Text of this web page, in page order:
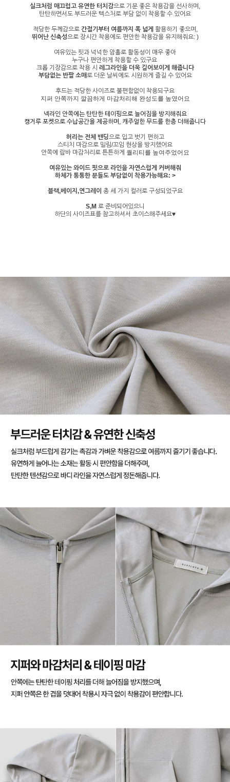
실크처럼 매끄럽고 유연한 터치감으로 기분 좋은 착용감을 선사하며,
탄탄하면서도 부드러운 텍스처로 부담 없이 착용할 수 있어요
적당한 두께감으로 간절기부터 여름까지 폭 넓게 활용하기 좋으며,
뛰어난 신축성으로 장시간 착용에도 편안한 착용감을 유지해줘요: )
여유있는 핏과 넉넉한 암홀로 활동성이 매우 좋아
누구나 편안하게 착용할 수 있구요
크롭 기장감으로 착용 시 레그라인을 더욱 길어보이게 해줍니다
부담없는 반팔 소매로 더운 날씨에도 시원하게 즐길 수 있어요
후드는 적당한 사이즈로 불편함없이 착용되구요
지퍼 안쪽까지 깔끔하게 마감처리해 완성도를 높였어요
넥라인 안쪽에는 탄탄한 테이핑으로 늘어짐을 방지해줘요
캥거루 포켓으로 수납공간을 제공하며, 캐주얼한 무드를 한층 더해줍니다
허리는 전체 밴딩으로 입고 벗기 편하고
스티치 마감으로 밀림/꼬임 현상을 방지했어요
안쪽에 랍바 마감처리로 튼튼하게 퀄리티를 높여주었어요
여유있는 와이드 핏으로 라인을 자연스럽게 커버해줘
하체가 통통한 분들도 부담없이 착용가능해요: >
블랙,베이지,연그레이 총 세 가지 컬러로 구성되었구요
S,M 로 준비되어있으니
하단의 사이즈표를 참고하셔서 초이스해주세요♥